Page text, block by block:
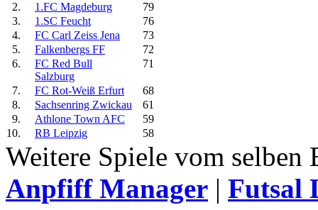
2.
1.FC Magdeburg
79
3.
1.SC Feucht
76
4.
FC Carl Zeiss Jena
73
5.
Falkenbergs FF
72
6.
FC Red Bull
Salzburg
71
7. FC Rot-Weiß Erfurt
68
8.
Sachsenring Zwickau
61
9.
Athlone Town AFC
59
10.
RB Leipzig 58
Weitere Spiele vom
Anpfiff Manager | Futsal